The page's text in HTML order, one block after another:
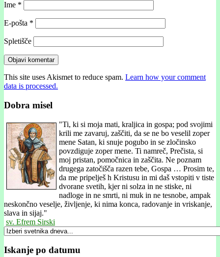
Ime *
E-pošta *
Spletišče
This site uses Akismet to reduce spam. Learn how your comment
data is processed.
Dobra misel
"Ti, ki si moja mati, kraljica in gospa; pod svojimi
krili me zavaruj, zaščiti, da se ne bo veselil zoper
mene Satan, ki snuje pogubo in se zločinsko
povzdiguje zoper mene. Ti namreč, Prečista, si
moj pristan, pomočnica in zaščita. Ne poznam
drugega zatočišča razen tebe, Gospa … Prosim te,
da me pripelješ h Kristusu in mi daš vstopiti v tiste
dvorane svetih, kjer ni solza in ne stiske, ni
nadloge in ne smrti, ni muk in ne tesnobe, ampak
neskončno veselje, življenje, ki nima konca, radovanje in vriskanje,
slava in sijaj."
sv. Efrem Sirski
Iskanje po datumu